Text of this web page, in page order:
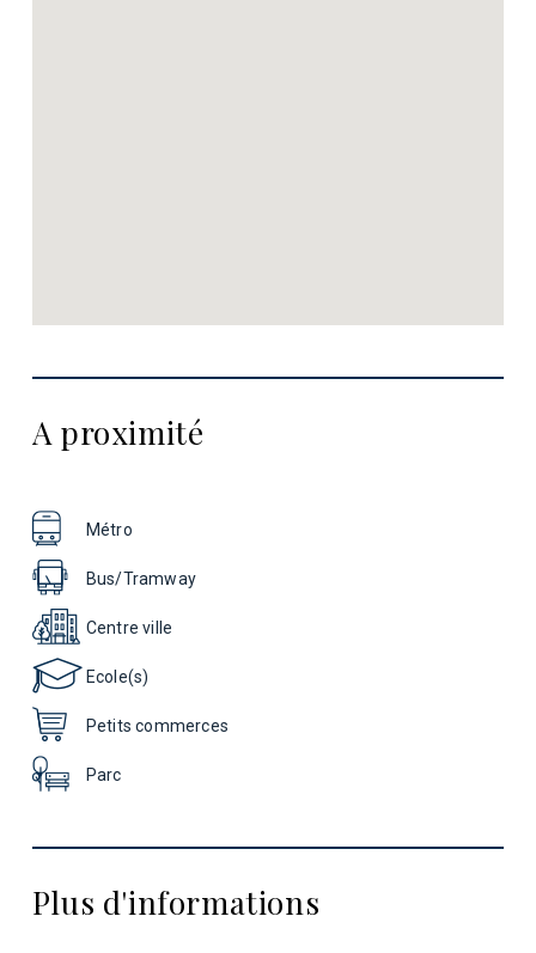
A proximité
Métro
Bus/Tramway
Centre ville
Ecole(s)
Petits commerces
Parc
Plus d'informations